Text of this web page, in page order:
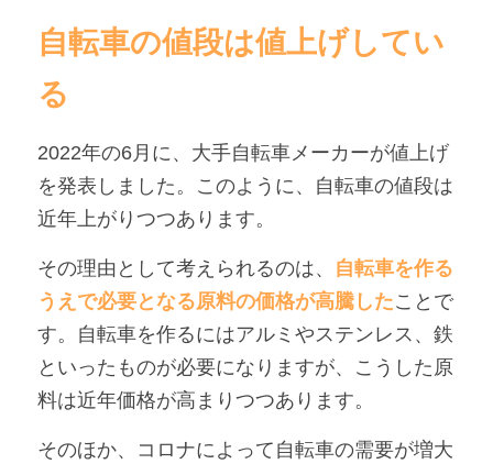
自転車の値段は値上げしてい
る
2022年の6月に、大手自転車メーカーが値上げ
を発表しました。このように、自転車の値段は
近年上がりつつあります。
その理由として考えられるのは、 自転車を作る
うえで必要となる原料の価格が高騰したことで
す。自転車を作るにはアルミやステンレス、鉄
といったものが必要になりますが、こうした原
料は近年価格が高まりつつあります。
そのほか、コロナによって自転車の需要が増大